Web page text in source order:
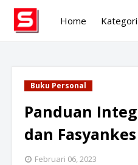
Home
Buku Personal
Panduan
dan
Februari 06, 2023